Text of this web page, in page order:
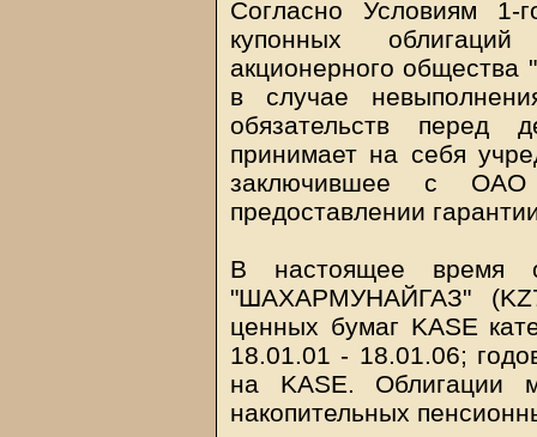
Согласно Условиям
купонных
акционерного
в случае
обязательств перед
принимает на себя
заключившее с
предоставлении
В настоящее время
"ШАХАРМУНАЙГАЗ"
ценных бумаг KASE
18.01.01 - 18.01.06;
на KASE. Облигации
накопительных